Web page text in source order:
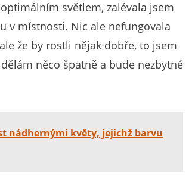
světlem, zalévala jsem
v místnosti. Nic ale nefungovala
že by rostli nějak dobře, to jsem
něco špatně a bude nezbytné
nádhernými květy, jejichž barvu